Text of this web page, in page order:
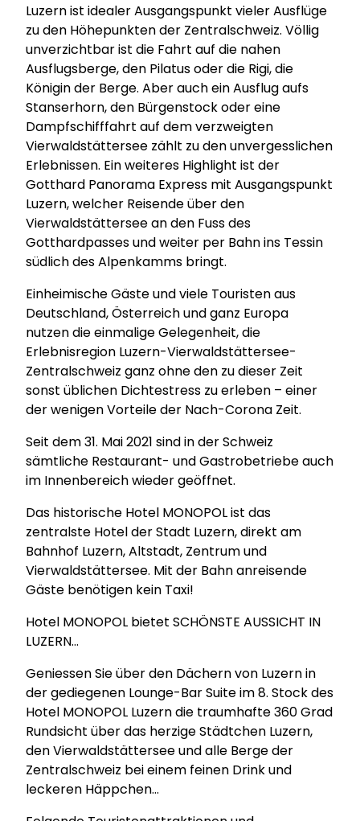
Luzern ist idealer Ausgangspunkt vieler Ausflüge
zu den Höhepunkten der Zentralschweiz. Völlig
unverzichtbar ist die Fahrt auf die nahen
Ausflugsberge, den Pilatus oder die Rigi, die
Königin der Berge. Aber auch ein Ausflug aufs
Stanserhorn, den Bürgenstock oder eine
Dampfschifffahrt auf dem verzweigten
Vierwaldstättersee zählt zu den unvergesslichen
Erlebnissen. Ein weiteres Highlight ist der
Gotthard Panorama Express mit Ausgangspunkt
Luzern, welcher Reisende über den
Vierwaldstättersee an den Fuss des
Gotthardpasses und weiter per Bahn ins Tessin
südlich des Alpenkamms bringt.
Einheimische Gäste und viele Touristen aus
Deutschland, Österreich und ganz Europa
nutzen die einmalige Gelegenheit, die
Erlebnisregion Luzern-Vierwaldstättersee-
Zentralschweiz ganz ohne den zu dieser Zeit
sonst üblichen Dichtestress zu erleben – einer
der wenigen Vorteile der Nach-Corona Zeit.
Seit dem 31. Mai 2021 sind in der Schweiz
sämtliche Restaurant- und Gastrobetriebe auch
im Innenbereich wieder geöffnet.
Das historische Hotel MONOPOL ist das
zentralste Hotel der Stadt Luzern, direkt am
Bahnhof Luzern, Altstadt, Zentrum und
Vierwaldstättersee. Mit der Bahn anreisende
Gäste benötigen kein Taxi!
Hotel MONOPOL bietet SCHÖNSTE AUSSICHT IN
LUZERN…
Geniessen Sie über den Dächern von Luzern in
der gediegenen Lounge-Bar Suite im 8. Stock des
Hotel MONOPOL Luzern die traumhafte 360 Grad
Rundsicht über das herzige Städtchen Luzern,
den Vierwaldstättersee und alle Berge der
Zentralschweiz bei einem feinen Drink und
leckeren Häppchen…